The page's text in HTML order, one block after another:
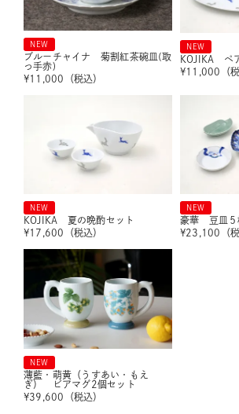
NEW
ブルーチャイナ 菊割紅茶碗皿(取
っ手赤)
¥11,000 （税込）
NEW
KOJIKA ペ
¥11,000 （
NEW
KOJIKA 夏の晩酌セット
¥17,600 （税込）
NEW
豪華 豆皿５
¥23,100 （
NEW
薄藍・萌黄（うすあい・もえ
ぎ） ビアマグ2個セット
¥39,600 （税込）